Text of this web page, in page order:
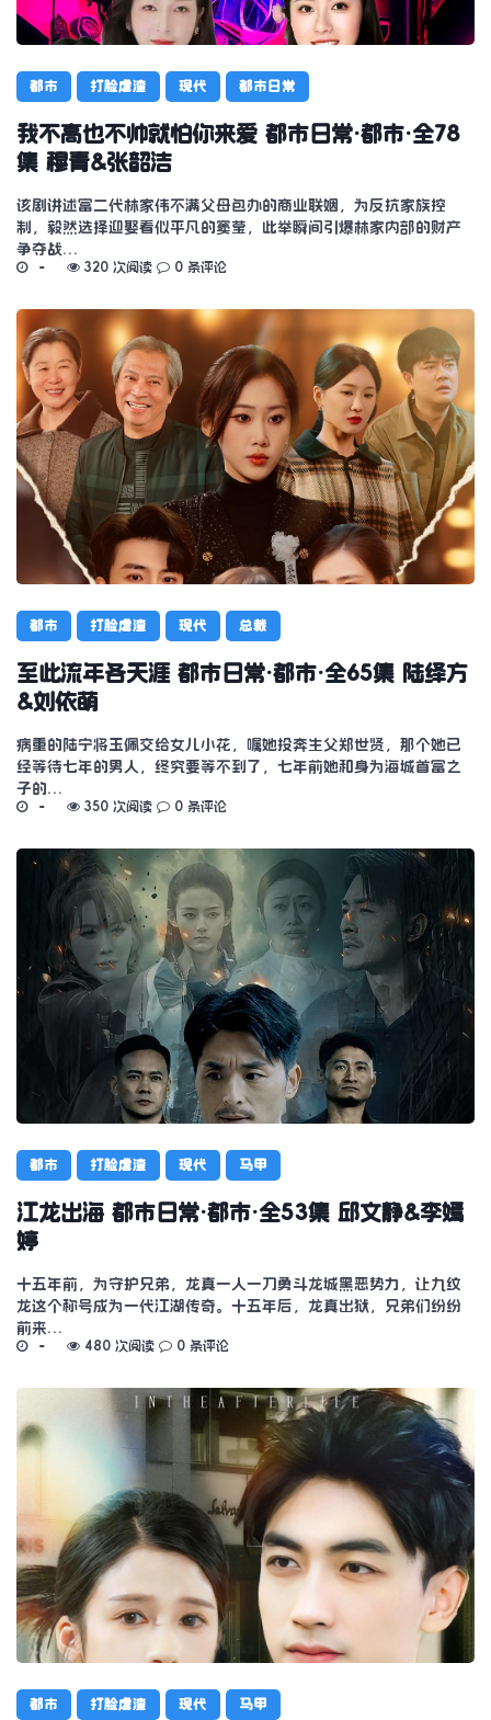
都市 打脸虐渣 现代 都市日常
我不高也不帅就怕你来爱 都市日常·都市·全78
集 穆青&张韶洁
该剧讲述富二代林家伟不满父母包办的商业联姻，为反抗家族控
制，毅然选择迎娶看似平凡的窦莹，此举瞬间引爆林家内部的财产
争夺战…
320 次阅读 0 条评论
都市 打脸虐渣 现代 总裁
至此流年各天涯 都市日常·都市·全65集 陆绎方
&刘依萌
病重的陆宁将玉佩交给女儿小花，嘱她投奔生父郑世贤，那个她已
经等待七年的男人，终究要等不到了，七年前她和身为海城首富之
子的…
350 次阅读 0 条评论
都市 打脸虐渣 现代 马甲
江龙出海 都市日常·都市·全53集 邱文静&李嫣
婷
十五年前，为守护兄弟，龙真一人一刀勇斗龙城黑恶势力，让九纹
龙这个称号成为一代江湖传奇。十五年后，龙真出狱，兄弟们纷纷
前来…
480 次阅读 0 条评论
都市 打脸虐渣 现代 马甲